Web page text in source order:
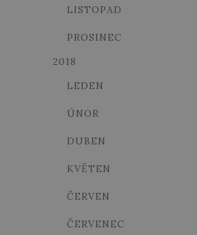
LISTOPAD
PROSINEC
2018
LEDEN
ÚNOR
DUBEN
KVĚTEN
ČERVEN
ČERVENEC